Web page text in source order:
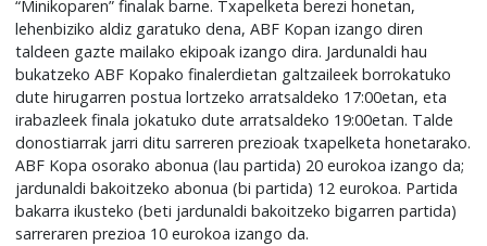
“Minikoparen” finalak barne. Txapelketa berezi honetan,
lehenbiziko aldiz garatuko dena, ABF Kopan izango diren
taldeen gazte mailako ekipoak izango dira. Jardunaldi hau
bukatzeko ABF Kopako finalerdietan galtzaileek borrokatuko
dute hirugarren postua lortzeko arratsaldeko 17:00etan, eta
irabazleek finala jokatuko dute arratsaldeko 19:00etan. Talde
donostiarrak jarri ditu sarreren prezioak txapelketa honetarako.
ABF Kopa osorako abonua (lau partida) 20 eurokoa izango da;
jardunaldi bakoitzeko abonua (bi partida) 12 eurokoa. Partida
bakarra ikusteko (beti jardunaldi bakoitzeko bigarren partida)
sarreraren prezioa 10 eurokoa izango da.